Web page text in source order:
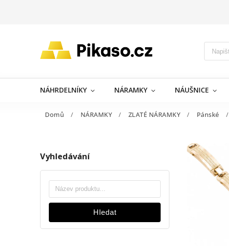
NÁHRDELNÍKY NÁRAMKY NÁUŠNICE
Domů / NÁRAMKY / ZLATÉ NÁRAMKY / Pánské /
Vyhledávání
Hledat